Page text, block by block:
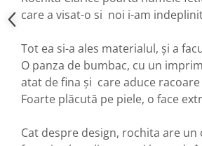
care a visat-o si noi i-am
Tot ea si-a ales materialul, și a
O panza de bumbac, cu un
atat de fina și care aduce racoare
Foarte plăcută pe piele, o face
Cat despre design, rochita are un